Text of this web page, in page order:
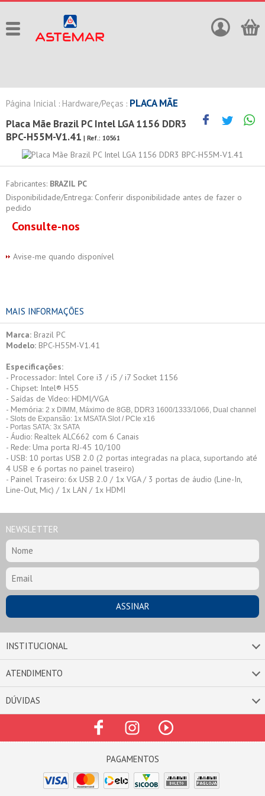
Página Inicial : Hardware/Peças : PLACA MÃE
Placa Mãe Brazil PC Intel LGA 1156 DDR3
BPC-H55M-V1.41 | Ref.: 10561
Fabricantes: BRAZIL PC
Disponibilidade/Entrega: Conferir disponibilidade antes de fazer o
pedido
Consulte-nos
Avise-me quando disponível
MAIS INFORMAÇÕES
Marca: Brazil PC
Modelo: BPC-H55M-V1.41
Especificações:
- Processador: Intel Core i3 / i5 / i7 Socket 1156
- Chipset: Intel® H55
- Saídas de Vídeo: HDMI/VGA
- Memória: 2 x DIMM, Máximo de 8GB, DDR3 1600/1333/1066, Dual channel
- Slots de Expansão: 1x MSATA Slot / PCIe x16
- Portas SATA: 3x SATA
- Áudio: Realtek ALC662 com 6 Canais
- Rede: Uma porta RJ-45 10/100
- USB: 10 portas USB 2.0 (2 portas integradas na placa, suportando até
4 USB e 6 portas no painel traseiro)
- Painel Traseiro: 6x USB 2.0 / 1x VGA / 3 portas de áudio (Line-In,
Line-Out, Mic) / 1x LAN / 1x HDMI
NEWSLETTER
INSTITUCIONAL
ATENDIMENTO
DÚVIDAS